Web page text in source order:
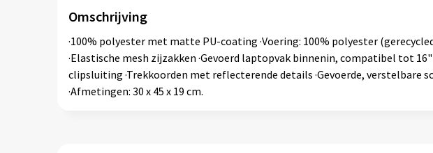
Omschrijving
·100% polyester met matte PU-coating ·Voering: 100% polyester
·Elastische mesh zijzakken ·Gevoerd laptopvak binnenin, compatibel tot
clipsluiting ·Trekkoorden met reflecterende details ·Gevoerde, verstelbare
·Afmetingen: 30 x 45 x 19 cm.